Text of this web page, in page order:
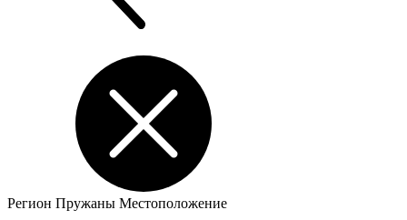
Регион Пружаны Местоположение